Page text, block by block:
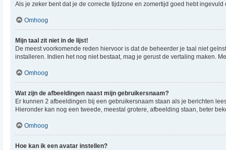
Als je zeker bent dat je de correcte tijdzone en zomertijd goed hebt
Omhoog
Mijn taal zit niet in de lijst!
De meest voorkomende reden hiervoor is dat de beheerder je taal niet
installeren. Indien het nog niet bestaat, mag je gerust de vertaling maken.
Omhoog
Wat zijn de afbeeldingen naast mijn gebruikersnaam?
Er kunnen 2 afbeeldingen bij een gebruikersnaam staan als je berichten
Hieronder kan nog een tweede, meestal grotere, afbeelding staan, beter
Omhoog
Hoe kan ik een avatar instellen?